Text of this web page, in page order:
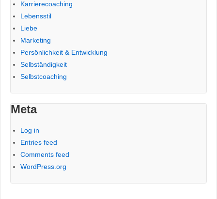
Karrierecoaching
Lebensstil
Liebe
Marketing
Persönlichkeit & Entwicklung
Selbständigkeit
Selbstcoaching
Meta
Log in
Entries feed
Comments feed
WordPress.org